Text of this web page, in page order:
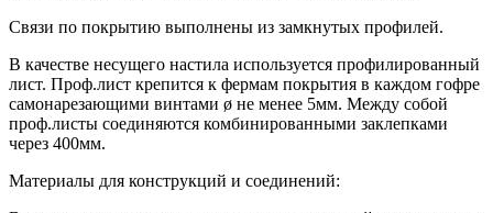
Связи по покрытию выполнены из замкнутых профилей.
В качестве несущего настила используется профилированный
лист. Проф.лист крепится к фермам покрытия в каждом гофре
самонарезающими винтами ø не менее 5мм. Между собой
проф.листы соединяются комбинированными заклепками
через 400мм.
Материалы для конструкций и соединений: